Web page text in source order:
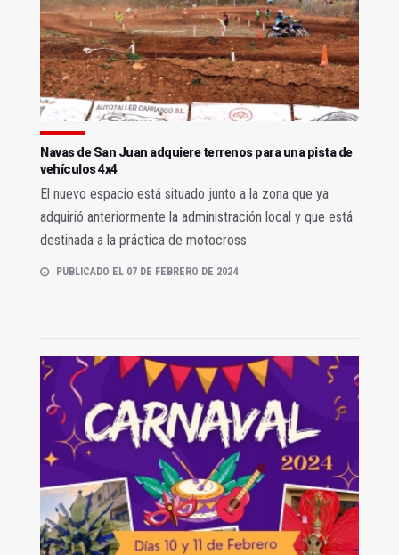
Navas de San Juan adquiere terrenos para una pista de
vehículos 4x4
El nuevo espacio está situado junto a la zona que ya
adquirió anteriormente la administración local y que está
destinada a la práctica de motocross
PUBLICADO EL 07 DE FEBRERO DE 2024